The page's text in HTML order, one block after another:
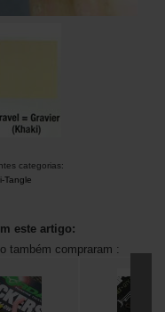
categorias:
Tangle
este artigo:
também compraram :